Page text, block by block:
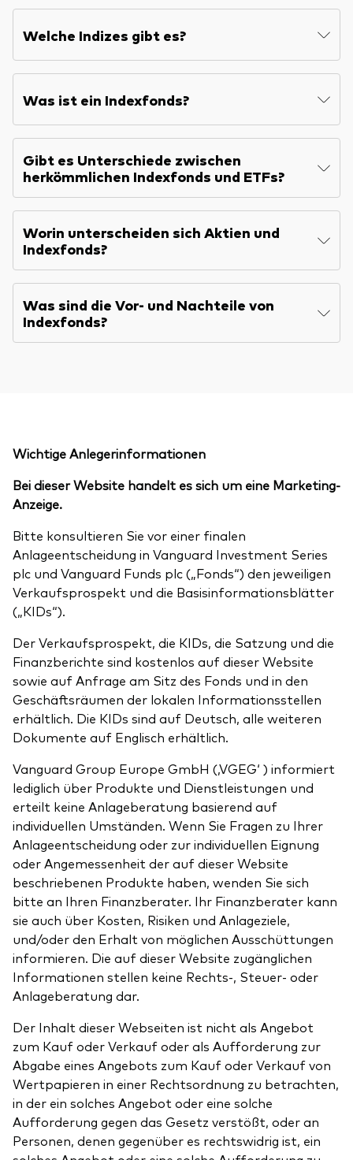
Welche Indizes gibt es?
Was ist ein Indexfonds?
Gibt es Unterschiede zwischen
herkömmlichen Indexfonds und ETFs?
Worin unterscheiden sich Aktien und
Indexfonds?
Was sind die Vor- und Nachteile von
Indexfonds?
Wichtige Anlegerinformationen
Bei dieser Website handelt es sich um eine Marketing-
Anzeige.
Bitte konsultieren Sie vor einer finalen
Anlageentscheidung in Vanguard Investment Series
plc und Vanguard Funds plc („Fonds“) den jeweiligen
Verkaufsprospekt und die Basisinformationsblätter
(„KIDs“).
Der Verkaufsprospekt, die KIDs, die Satzung und die
Finanzberichte sind kostenlos auf dieser Website
sowie auf Anfrage am Sitz des Fonds und in den
Geschäftsräumen der lokalen Informationsstellen
erhältlich. Die KIDs sind auf Deutsch, alle weiteren
Dokumente auf Englisch erhältlich.
Vanguard Group Europe GmbH (‚VGEG‘ ) informiert
lediglich über Produkte und Dienstleistungen und
erteilt keine Anlageberatung basierend auf
individuellen Umständen. Wenn Sie Fragen zu Ihrer
Anlageentscheidung oder zur individuellen Eignung
oder Angemessenheit der auf dieser Website
beschriebenen Produkte haben, wenden Sie sich
bitte an Ihren Finanzberater. Ihr Finanzberater kann
sie auch über Kosten, Risiken und Anlageziele,
und/oder den Erhalt von möglichen Ausschüttungen
informieren. Die auf dieser Website zugänglichen
Informationen stellen keine Rechts-, Steuer- oder
Anlageberatung dar.
Der Inhalt dieser Webseiten ist nicht als Angebot
zum Kauf oder Verkauf oder als Aufforderung zur
Abgabe eines Angebots zum Kauf oder Verkauf von
Wertpapieren in einer Rechtsordnung zu betrachten,
in der ein solches Angebot oder eine solche
Aufforderung gegen das Gesetz verstößt, oder an
Personen, denen gegenüber es rechtswidrig ist, ein